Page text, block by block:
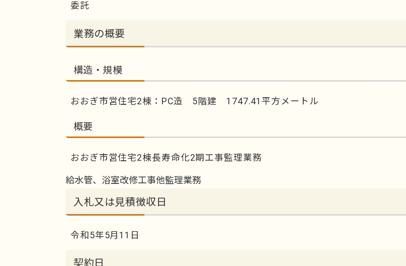
委託
業務の概要
構造・規模
おおぎ市営住宅2棟：PC造 5階建 1747.41平方メートル
概要
おおぎ市営住宅2棟長寿命化2期工事監理業務
給水管、浴室改修工事他監理業務
入札又は見積徴収日
令和5年5月11日
契約日